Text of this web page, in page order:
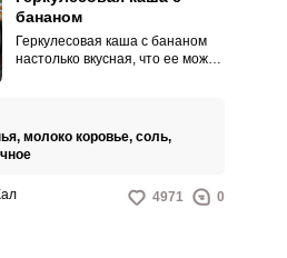
бананом
Геркулесовая каша с бананом
настолько вкусная, что ее можно
выбрать вариант по своему
вкусу.
молоко коровье, соль,
4971 0